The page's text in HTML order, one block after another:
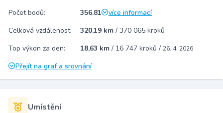
Počet bodů: 356.81
více informací
Celková vzdálenost:
320,19 km / 370 065 kroků
Top výkon za den:
18,63 km / 16 747 kroků / 26. 4. 2026
Přejít na graf a srovnání
Umístění